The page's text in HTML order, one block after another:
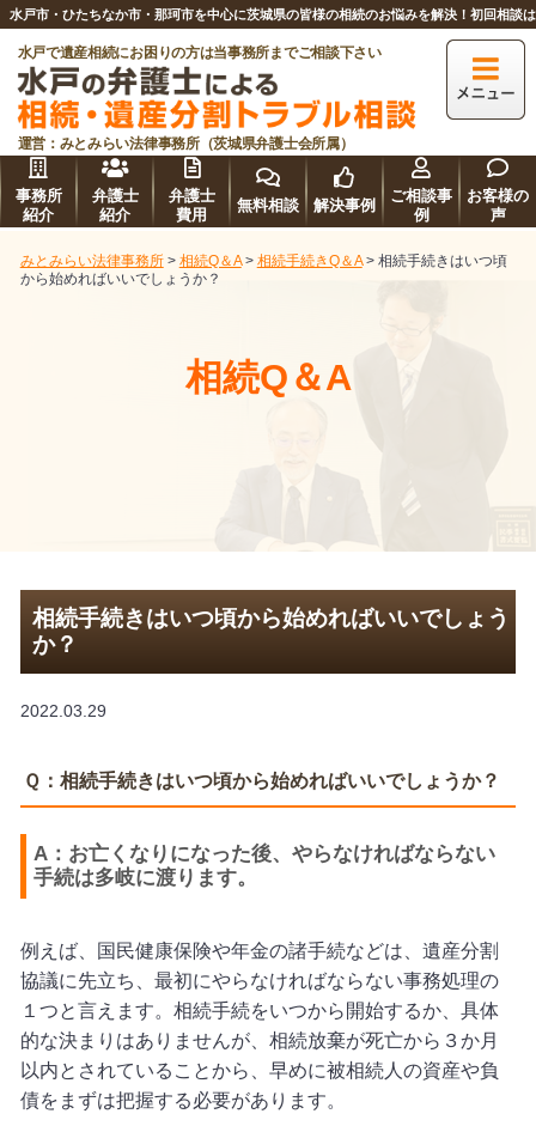
水戸市・ひたちなか市・那珂市を中心に茨城県の皆様の相続のお悩みを解決！初回相談
水戸で遺産相続にお困りの方は当事務所までご相談下さい
運営：みとみらい法律事務所（茨城県弁護士会所属）
事務所
紹介
弁護士
紹介
弁護士
費用
無料相談 解決事例
ご相談事
例
お客様の
声
みとみらい法律事務所> 相続Q＆A> 相続手続きQ＆A> 相続手続きはいつ頃
から始めればいいでしょうか？
相続Q＆A
相続手続きはいつ頃から始めればいいでしょう
か？
2022.03.29
Ｑ：相続手続きはいつ頃から始めればいいでしょうか？
A：お亡くなりになった後、やらなければならない
手続は多岐に渡ります。
例えば、国民健康保険や年金の諸手続などは、遺産分割
協議に先立ち、最初にやらなければならない事務処理の
１つと言えます。相続手続をいつから開始するか、具体
的な決まりはありませんが、相続放棄が死亡から３か月
以内とされていることから、早めに被相続人の資産や負
債をまずは把握する必要があります。